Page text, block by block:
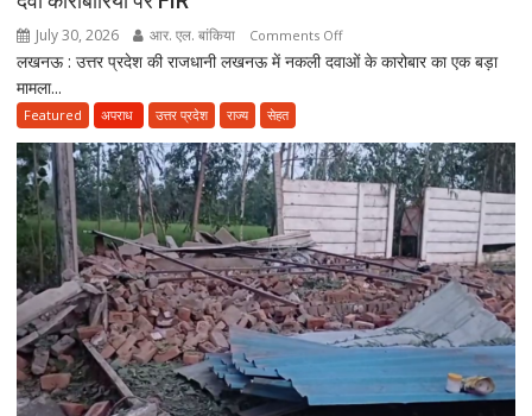
तैयार
July 30, 2026 आर. एल. बांकिया Comments Offon
लखनऊ
दवाओं
के
कारोबार
का
भंडाफोड़,
अमीनाबाद
में
5
दवा
पर
लखनऊ : उत्तर प्रदेश की राजधानी लखनऊ में नकली दवाओं के कारोबार का एक बड़ा
मामला...
Featured अपराध उत्तर प्रदेश राज्य सेहत